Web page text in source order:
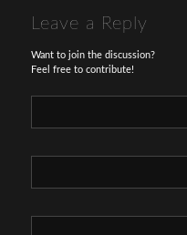
Leave a Reply
Want to join the discussion?
Feel free to contribute!